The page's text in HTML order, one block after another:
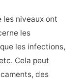
les niveaux ont
les
les infections,
Cela peut
des